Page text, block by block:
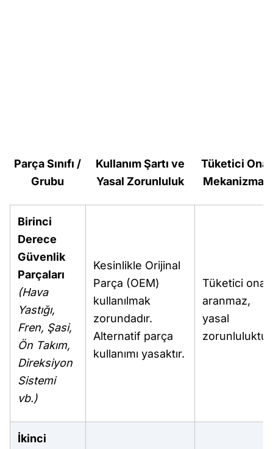
Parça Sınıfı /
Grubu
Kullanım Şartı ve
Yasal Zorunluluk
Tüketici
Mekanizması
Birinci
Derece
Güvenlik
Parçaları
(Hava
Yastığı,
Fren, Şasi,
Ön Takım,
Direksiyon
Sistemi
vb.)
Kesinlikle Orijinal
Parça (OEM)
kullanılmak
zorundadır.
Alternatif parça
kullanımı yasaktır.
Tüketici
aranmaz,
yasal
İkinci